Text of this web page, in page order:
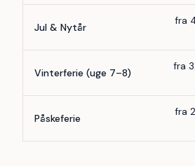
Jul & Nytår
fra
Vinterferie (uge 7–8)
fra
Påskeferie
fra